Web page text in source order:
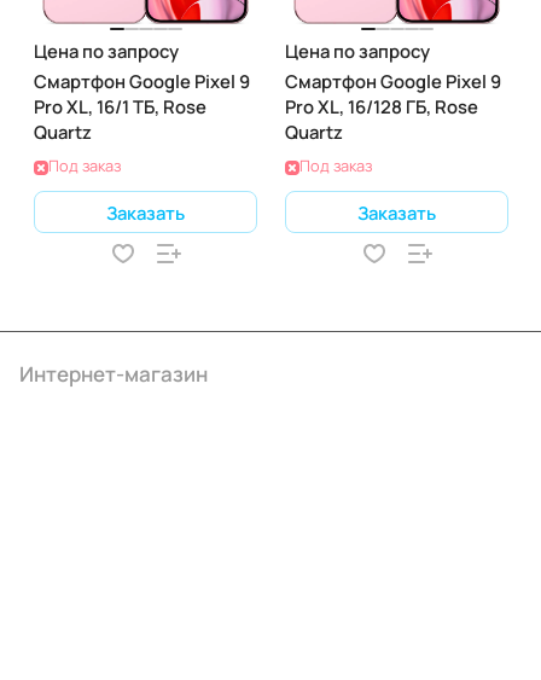
Цена по запросу
Смартфон Google Pixel 9
Pro XL, 16/1 ТБ, Rose
Quartz
Под заказ
Заказать
Цена по запросу
Смартфон Google Pixel 9
Pro XL, 16/128 ГБ, Rose
Quartz
Под заказ
Заказать
Интернет-магазин